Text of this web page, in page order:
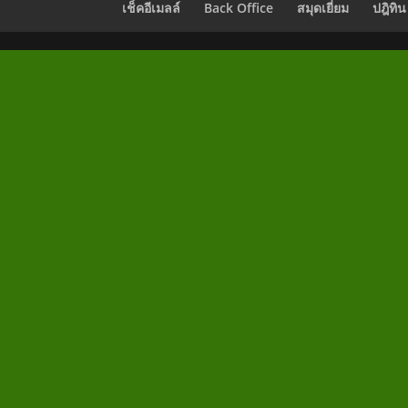
เช็คอีเมลล์ Back Office สมุดเยี่ยม ปฎิทิน